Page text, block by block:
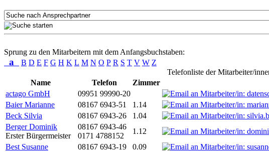
Sprung zu den Mitarbeitern mit dem Anfangsbuchstaben:
a B D E F G H K L M N O P R S T V W Z
Telefonliste der Mitarbeiter/
Name
Telefon Zimmer
actago GmbH
09951 99990-20
Baier Marianne
08167 6943-51 1.14
Beck Silvia
08167 6943-26 1.04
Berger Dominik
Erster Bürgermeister
08167 6943-46
0171 4788152
1.12
Best Susanne
08167 6943-19 0.09